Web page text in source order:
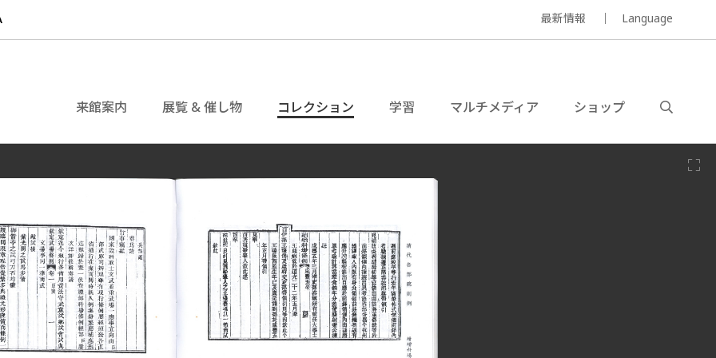
最新情報 Language
来館案内 展覧 & 催し物 コレクション 学習 マルチメディア ショップ